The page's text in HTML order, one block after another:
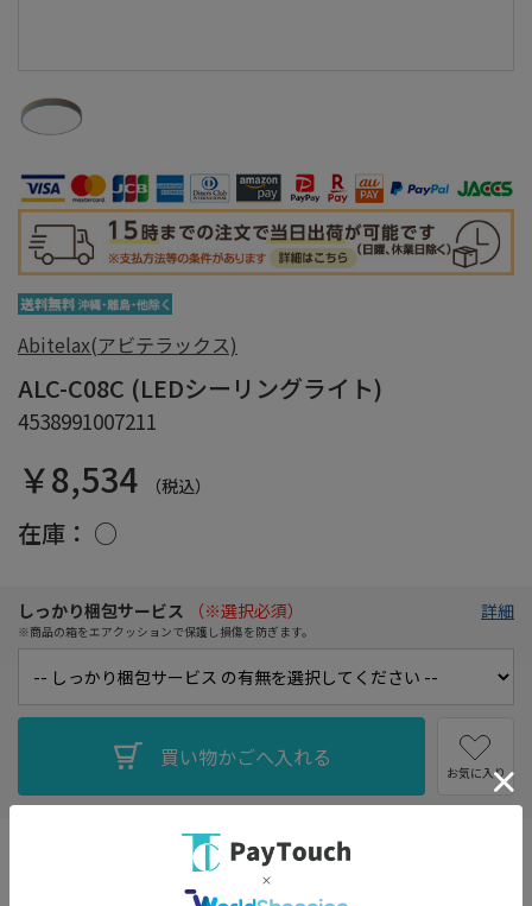
Abitelax(アビテラックス)
ALC-C08C (LEDシーリングライト)
4538991007211
￥8,534 （税込）
在庫： ○
しっかり梱包サービス （※選択必須）
※商品の箱をエアクッションで保護し損傷を防ぎます。
詳細
お気に入り